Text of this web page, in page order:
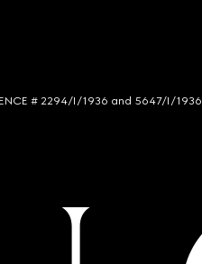
# 2294/I/1936 and 5647/I/1936